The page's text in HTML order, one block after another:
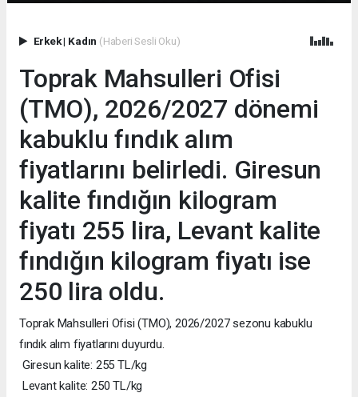
Erkek| Kadın (Haberi Sesli Oku)
Toprak Mahsulleri Ofisi
(TMO), 2026/2027 dönemi
kabuklu fındık alım
fiyatlarını belirledi. Giresun
kalite fındığın kilogram
fiyatı 255 lira, Levant kalite
fındığın kilogram fiyatı ise
250 lira oldu.
Toprak Mahsulleri Ofisi (TMO), 2026/2027 sezonu kabuklu
fındık alım fiyatlarını duyurdu.
Giresun kalite: 255 TL/kg
Levant kalite: 250 TL/kg